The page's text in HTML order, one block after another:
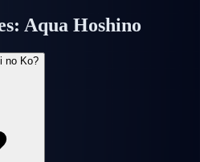
Aqua Hoshino
no Ko?